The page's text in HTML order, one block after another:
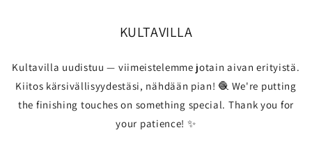
KULTAVILLA
Kultavilla uudistuu — viimeistelemme jotain aivan erityistä.
Kiitos kärsivällisyydestäsi, nähdään pian! 🧶 We're putting
the finishing touches on something special. Thank you for
your patience! ✨